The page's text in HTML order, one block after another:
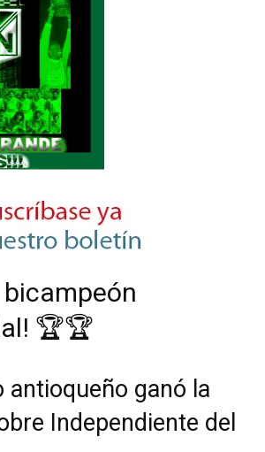
bicampeón
🏆🏆
antioqueño ganó la
Independiente del